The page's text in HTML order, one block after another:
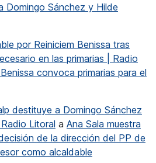
Domingo Sánchez y Hilde
por Reiniciem Benissa tras
en las primarias | Radio
convoca primarias para el
destituye a Domingo Sánchez
Litoral a Ana Sala muestra
de la dirección del PP de
como alcaldable